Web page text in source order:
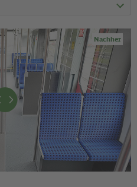
Nachher